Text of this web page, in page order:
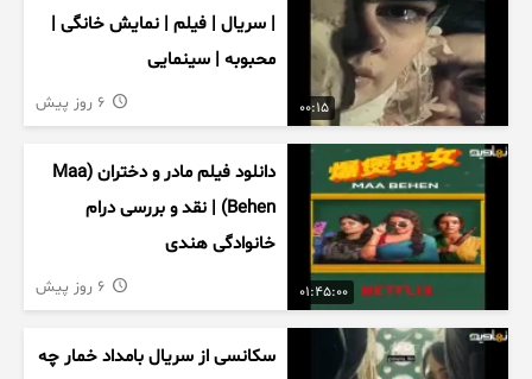
00:15
| سریال | فیلم | نمایش خانگی |
محبوبه | سینمایی
01:45:00
دانلود فیلم مادر و دختران (Maa
Behen) | نقد و بررسی درام
خانوادگی هندی
سکانسی از سریال بامداد خمار چه